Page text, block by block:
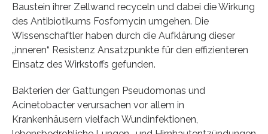
Baustein ihrer Zellwand recyceln und dabei die Wirkung
des Antibiotikums Fosfomycin umgehen. Die
Wissenschaftler haben durch die Aufklärung dieser
„inneren“ Resistenz Ansatzpunkte für den effizienteren
Einsatz des Wirkstoffs gefunden.
Bakterien der Gattungen Pseudomonas und
Acinetobacter verursachen vor allem in
Krankenhäusern vielfach Wundinfektionen,